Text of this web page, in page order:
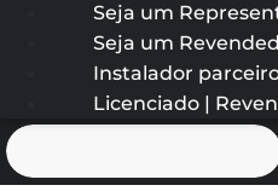
Seja um
Seja um
Instalador
Licenciado |